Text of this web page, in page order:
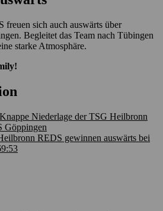
sich auch auswärts über
Begleitet das Team nach Tübingen
starke Atmosphäre.
Knappe Niederlage der TSG Heilbronn
Göppingen
REDS gewinnen auswärts bei